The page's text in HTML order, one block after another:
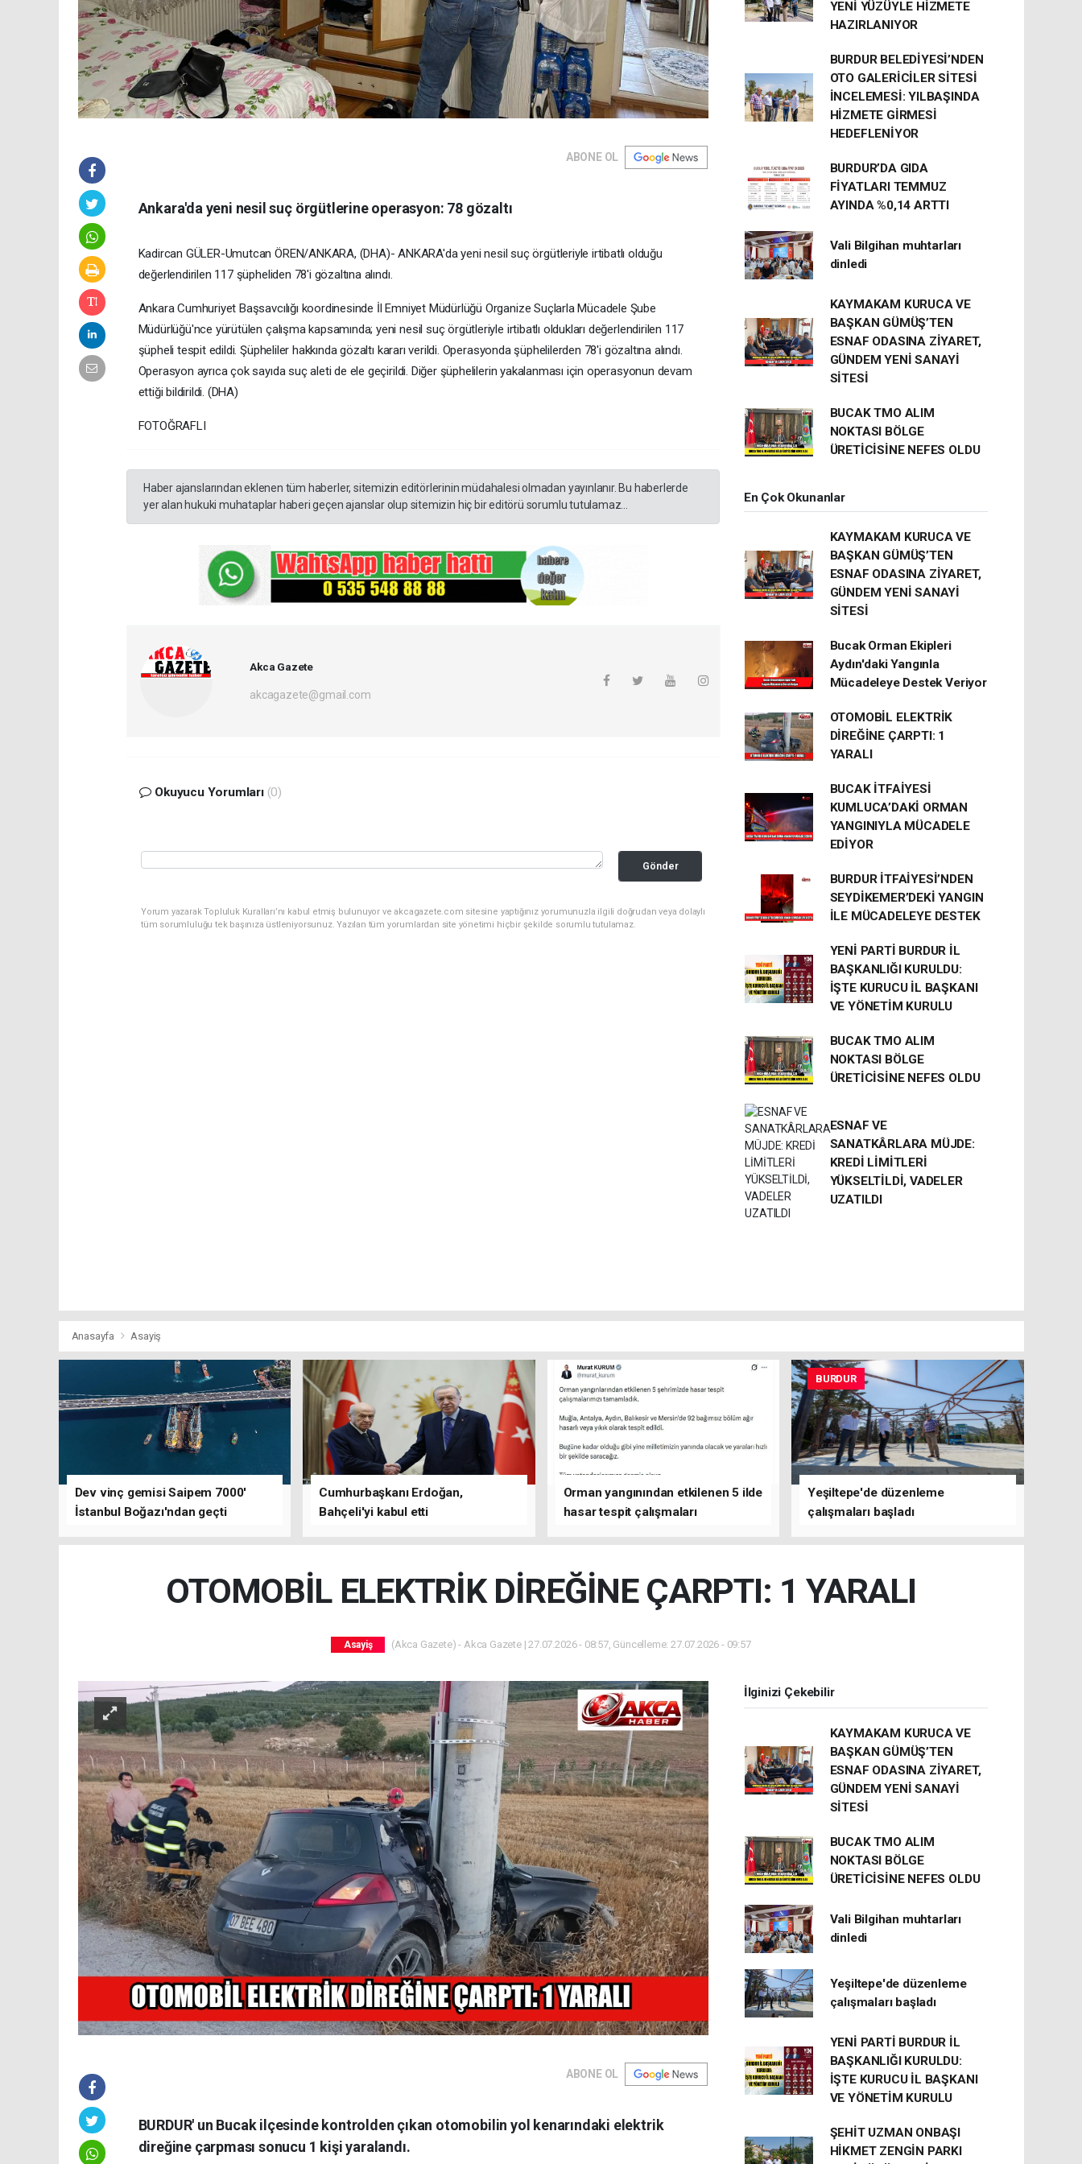
ABONE OL
Ankara'da yeni nesil suç örgütlerine operasyon: 78 gözaltı
Kadircan GÜLER-Umutcan ÖREN/ANKARA, (DHA)- ANKARA'da yeni nesil suç örgütleriyle irtibatlı olduğu
değerlendirilen 117 şüpheliden 78'i gözaltına alındı.
Ankara Cumhuriyet Başsavcılığı koordinesinde İl Emniyet Müdürlüğü Organize Suçlarla Mücadele Şube
Müdürlüğü'nce yürütülen çalışma kapsamında; yeni nesil suç örgütleriyle irtibatlı oldukları değerlendirilen 117
şüpheli tespit edildi. Şüpheliler hakkında gözaltı kararı verildi. Operasyonda şüphelilerden 78'i gözaltına alındı.
Operasyon ayrıca çok sayıda suç aleti de ele geçirildi. Diğer şüphelilerin yakalanması için operasyonun devam
ettiği bildirildi. (DHA)
FOTOĞRAFLI
Haber ajanslarından eklenen tüm haberler, sitemizin editörlerinin müdahalesi olmadan yayınlanır. Bu haberlerde
yer alan hukuki muhataplar haberi geçen ajanslar olup sitemizin hiç bir editörü sorumlu tutulamaz...
Akca Gazete
akcagazete@gmail.com
Okuyucu Yorumları (0)
Gönder
Yorum yazarak Topluluk Kuralları’nı kabul etmiş bulunuyor ve akcagazete.com sitesine yaptığınız yorumunuzla ilgili doğrudan veya dolaylı
tüm sorumluluğu tek başınıza üstleniyorsunuz. Yazılan tüm yorumlardan site yönetimi hiçbir şekilde sorumlu tutulamaz.
YENİ YÜZÜYLE HİZMETE
HAZIRLANIYOR
BURDUR BELEDİYESİ’NDEN
OTO GALERİCİLER SİTESİ
İNCELEMESİ: YILBAŞINDA
HİZMETE GİRMESİ
HEDEFLENİYOR
BURDUR’DA GIDA
FİYATLARI TEMMUZ
AYINDA %0,14 ARTTI
Vali Bilgihan muhtarları
dinledi
KAYMAKAM KURUCA VE
BAŞKAN GÜMÜŞ’TEN
ESNAF ODASINA ZİYARET,
GÜNDEM YENİ SANAYİ
SİTESİ
BUCAK TMO ALIM
NOKTASI BÖLGE
ÜRETİCİSİNE NEFES OLDU
En Çok Okunanlar
KAYMAKAM KURUCA VE
BAŞKAN GÜMÜŞ’TEN
ESNAF ODASINA ZİYARET,
GÜNDEM YENİ SANAYİ
SİTESİ
Bucak Orman Ekipleri
Aydın'daki Yangınla
Mücadeleye Destek Veriyor
OTOMOBİL ELEKTRİK
DİREĞİNE ÇARPTI: 1
YARALI
BUCAK İTFAİYESİ
KUMLUCA’DAKİ ORMAN
YANGINIYLA MÜCADELE
EDİYOR
BURDUR İTFAİYESİ’NDEN
SEYDİKEMER’DEKİ YANGIN
İLE MÜCADELEYE DESTEK
YENİ PARTİ BURDUR İL
BAŞKANLIĞI KURULDU:
İŞTE KURUCU İL BAŞKANI
VE YÖNETİM KURULU
BUCAK TMO ALIM
NOKTASI BÖLGE
ÜRETİCİSİNE NEFES OLDU
ESNAF VE
SANATKÂRLARA MÜJDE:
KREDİ LİMİTLERİ
YÜKSELTİLDİ, VADELER
UZATILDI
Anasayfa Asayiş
Dev vinç gemisi Saipem 7000'
İstanbul Boğazı'ndan geçti
Cumhurbaşkanı Erdoğan,
Bahçeli'yi kabul etti
Orman yangınından etkilenen 5 ilde
hasar tespit çalışmaları
BURDUR
Yeşiltepe'de düzenleme
çalışmaları başladı
OTOMOBİL ELEKTRİK DİREĞİNE ÇARPTI: 1 YARALI
Asayiş (Akca Gazete) - Akca Gazete | 27.07.2026 - 08:57, Güncelleme: 27.07.2026 - 09:57
ABONE OL
BURDUR' un Bucak ilçesinde kontrolden çıkan otomobilin yol kenarındaki elektrik
direğine çarpması sonucu 1 kişi yaralandı.
İlginizi Çekebilir
KAYMAKAM KURUCA VE
BAŞKAN GÜMÜŞ’TEN
ESNAF ODASINA ZİYARET,
GÜNDEM YENİ SANAYİ
SİTESİ
BUCAK TMO ALIM
NOKTASI BÖLGE
ÜRETİCİSİNE NEFES OLDU
Vali Bilgihan muhtarları
dinledi
Yeşiltepe'de düzenleme
çalışmaları başladı
YENİ PARTİ BURDUR İL
BAŞKANLIĞI KURULDU:
İŞTE KURUCU İL BAŞKANI
VE YÖNETİM KURULU
ŞEHİT UZMAN ONBAŞI
HİKMET ZENGİN PARKI